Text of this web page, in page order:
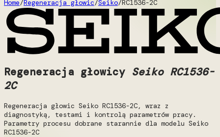
Home/Regeneracja głowic/Seiko/RC1536-2C
Regeneracja głowicy Seiko RC1536-
2C
Regeneracja głowic Seiko RC1536-2C, wraz z
diagnostyką, testami i kontrolą parametrów pracy.
Parametry procesu dobrane starannie dla modelu Seiko
RC1536-2C